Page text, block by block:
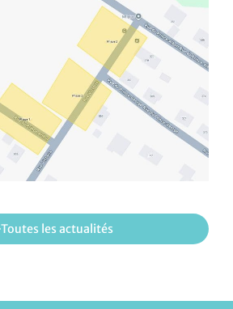
Toutes les actualités